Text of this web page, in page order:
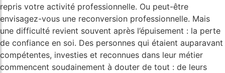
repris votre activité professionnelle. Ou peut-être
envisagez-vous une reconversion professionnelle. Mais
une difficulté revient souvent après l’épuisement : la perte
de confiance en soi. Des personnes qui étaient auparavant
compétentes, investies et reconnues dans leur métier
commencent soudainement à douter de tout : de leurs